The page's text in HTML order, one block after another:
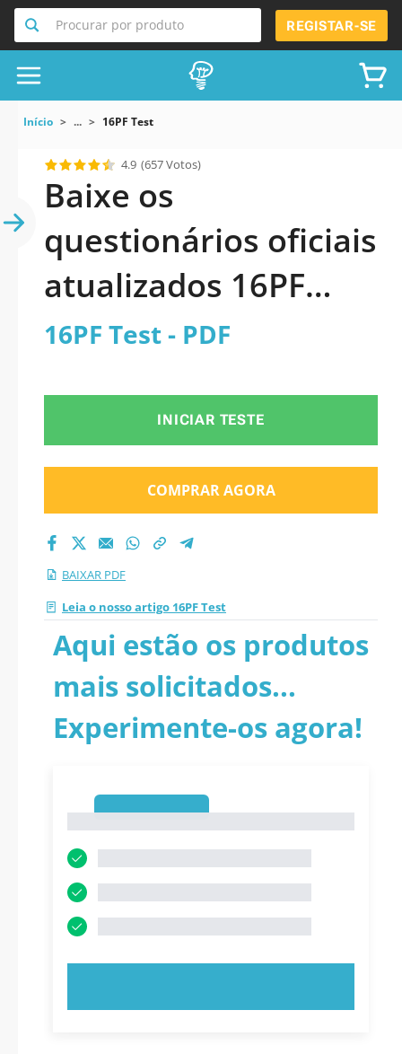
Procurar por produto REGISTAR-SE
Início ... 16PF Test
4.9 (657 Votos)
Baixe os
questionários oficiais
atualizados 16PF
Test 2026 PDF
16PF Test - PDF
INICIAR TESTE
COMPRAR AGORA
BAIXAR PDF
Leia o nosso artigo 16PF Test
Aqui estão os produtos
mais solicitados...
Experimente-os agora!